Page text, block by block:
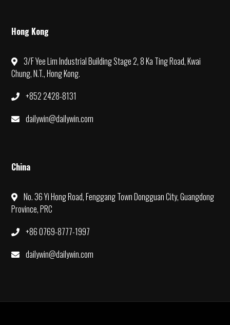
Hong Kong
3/F Yee Lim Industrial Building Stage 2, 8 Ka Ting Road, Kwai
Chung, N.T., Hong Kong.
+852 2428-8131
dailywin@dailywin.com
China
No. 36 Yi Hong Road, Fenggang Town Dongguan City, Guangdong
Province, PRC
+86 0769-8777-1997
dailywin@dailywin.com